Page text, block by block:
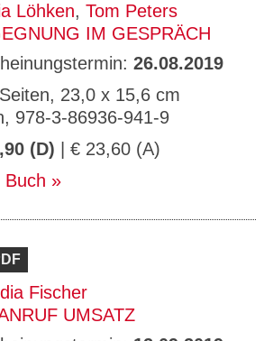
Löhken, Tom Peters
IM GESPRÄCH
26.08.2019
23,0 x 15,6 cm
978-3-86936-941-9
(D) | € 23,60 (A)
Buch
Fischer
UMSATZ